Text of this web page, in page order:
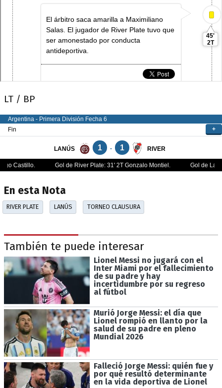
LT / BP
En esta Nota
RIVER PLATE LANÚS TORNEO CLAUSURA
También te puede interesar
Lionel Messi no jugará con el
Inter Miami por el fallecimiento
de su padre y hay
incertidumbre por su regreso
al fútbol
Murió Jorge Messi: el día que
Lionel rompió en llanto por la
salud de su padre en pleno
Mundial 2026
Falleció Jorge Messi: quién fue y
por qué resultó determinante
en la vida deportiva de Lionel